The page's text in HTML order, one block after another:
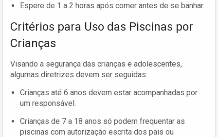
Espere de 1 a 2 horas após comer antes de se banhar.
Critérios para Uso das Piscinas por
Crianças
Visando a segurança das crianças e adolescentes,
algumas diretrizes devem ser seguidas:
Crianças até 6 anos devem estar acompanhadas por
um responsável.
Crianças de 7 a 18 anos só podem frequentar as
piscinas com autorização escrita dos pais ou